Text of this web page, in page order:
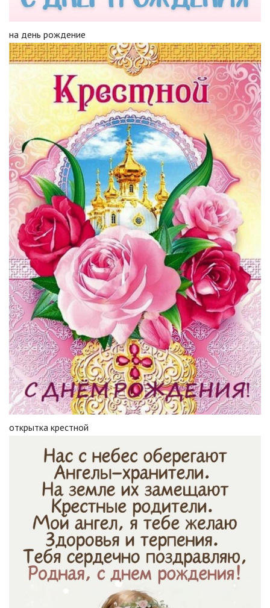
на день рождение
открытка крестной